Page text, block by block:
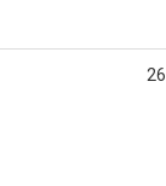
26